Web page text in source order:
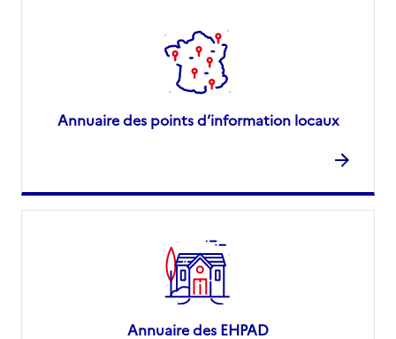
Annuaire des points d’information locaux
Annuaire des EHPAD